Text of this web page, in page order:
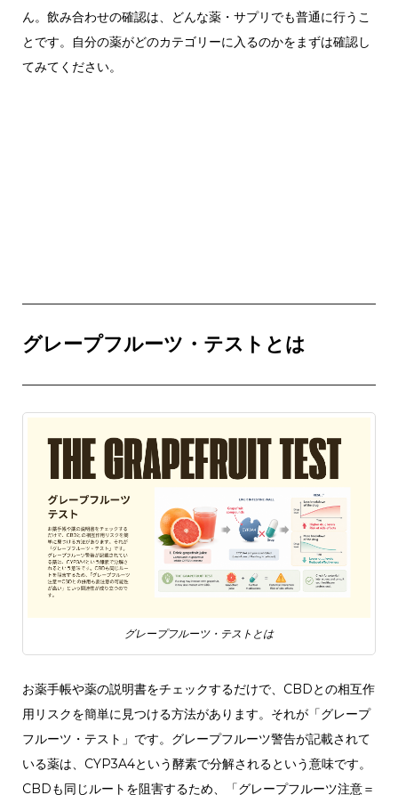
ん。飲み合わせの確認は、どんな薬・サプリでも普通に行うこ
とです。自分の薬がどのカテゴリーに入るのかをまずは確認し
てみてください。
グレープフルーツ・テストとは
グレープフルーツ・テストとは
お薬手帳や薬の説明書をチェックするだけで、CBDとの相互作
用リスクを簡単に見つける方法があります。それが「グレープ
フルーツ・テスト」です。グレープフルーツ警告が記載されて
いる薬は、CYP3A4という酵素で分解されるという意味です。
CBDも同じルートを阻害するため、「グレープフルーツ注意＝